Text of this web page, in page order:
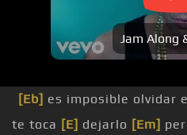
Jam Along
[Eb] es imposible olvidar
te toca [E] dejarlo [Em]